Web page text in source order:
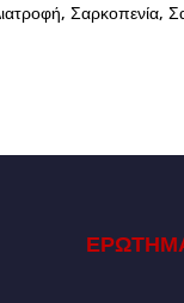
Σαρκοπενία,